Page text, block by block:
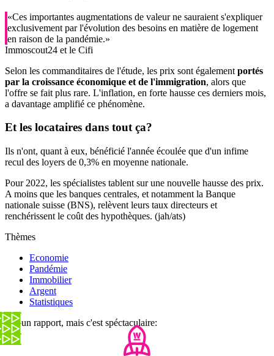
«Ces importantes augmentations de valeur ne sauraient s'expliquer
exclusivement par l'évolution des besoins en matière de logement
en raison de la pandémie.»
Immoscout24 et le Cifi
Selon les commanditaires de l'étude, les prix sont également portés
par la croissance économique et de l'immigration, alors que
l'offre se fait plus rare. L'inflation, en forte hausse ces derniers mois,
a davantage amplifié ce phénomène.
Et les locataires dans tout ça?
Ils n'ont, quant à eux, bénéficié l'année écoulée que d'un infime
recul des loyers de 0,3% en moyenne nationale.
Pour 2022, les spécialistes tablent sur une nouvelle hausse des prix.
A moins que les banques centrales, et notamment la Banque
nationale suisse (BNS), relèvent leurs taux directeurs et
renchérissent le coût des hypothèques. (jah/ats)
Thèmes
Economie
Pandémie
Immobilier
Argent
Statistiques
Aucun rapport, mais c'est spéctaculaire: